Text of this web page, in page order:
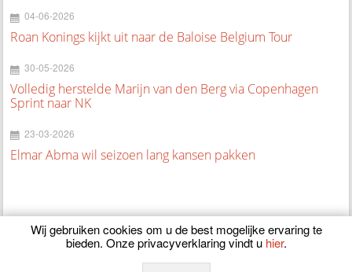
04-06-2026
Roan Konings kijkt uit naar de Baloise Belgium Tour
30-05-2026
Volledig herstelde Marijn van den Berg via Copenhagen
Sprint naar NK
23-03-2026
Elmar Abma wil seizoen lang kansen pakken
Wij gebruiken cookies om u de best mogelijke ervaring te
bieden. Onze privacyverklaring vindt u hier.